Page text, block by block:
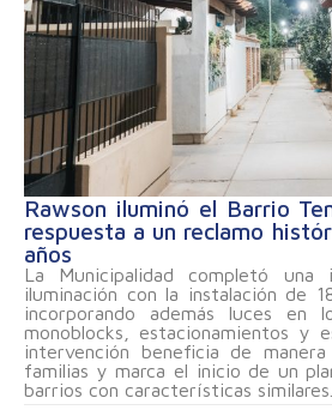
Rawson iluminó el Barrio
respuesta a un reclamo
años
La Municipalidad completó
iluminación con la instalación de
incorporando además luces en
monoblocks, estacionamientos y
intervención beneficia de
familias y marca el inicio de un
barrios con características similares.